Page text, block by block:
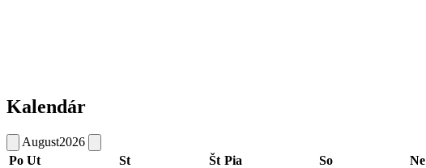
Kalendár
August2026
Po Ut St Št Pia So
Ne